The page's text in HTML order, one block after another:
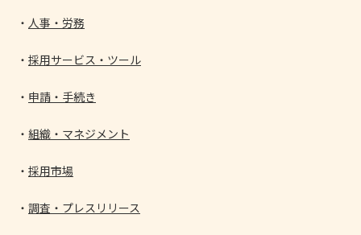
人事・労務
採用サービス・ツール
申請・手続き
組織・マネジメント
採用市場
調査・プレスリリース